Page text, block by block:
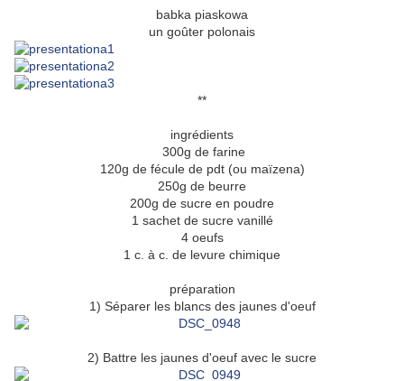
babka piaskowa
un goûter polonais
**
ingrédients
300g de farine
120g de fécule de pdt (ou maïzena)
250g de beurre
200g de sucre en poudre
1 sachet de sucre vanillé
4 oeufs
1 c. à c. de levure chimique
préparation
1) Séparer les blancs des jaunes d'oeuf
2) Battre les jaunes d'oeuf avec le sucre